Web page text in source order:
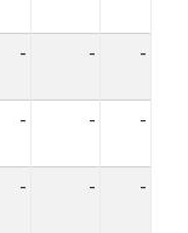
- - -
- - -
- - -